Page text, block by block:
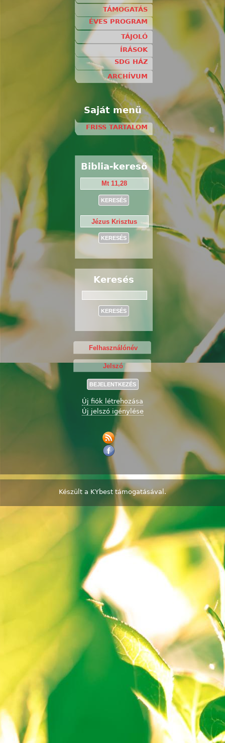
TÁMOGATÁS
ÉVES PROGRAM
TÁJOLÓ
ÍRÁSOK
SDG HÁZ
ARCHÍVUM
Saját menü
FRISS TARTALOM
Biblia-kereső
Keresés
Új fiók létrehozása
Új jelszó igénylése
Készült a KYbest támogatásával.